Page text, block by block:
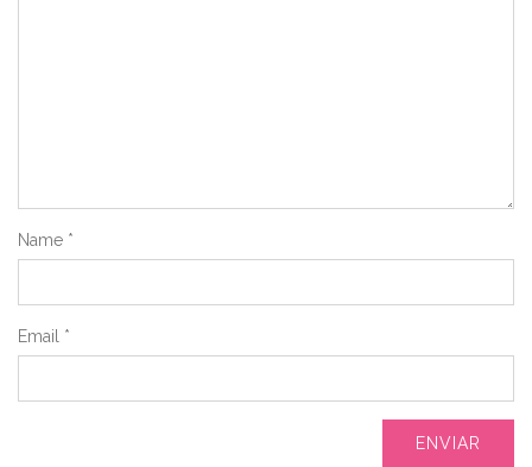
Name *
Email *